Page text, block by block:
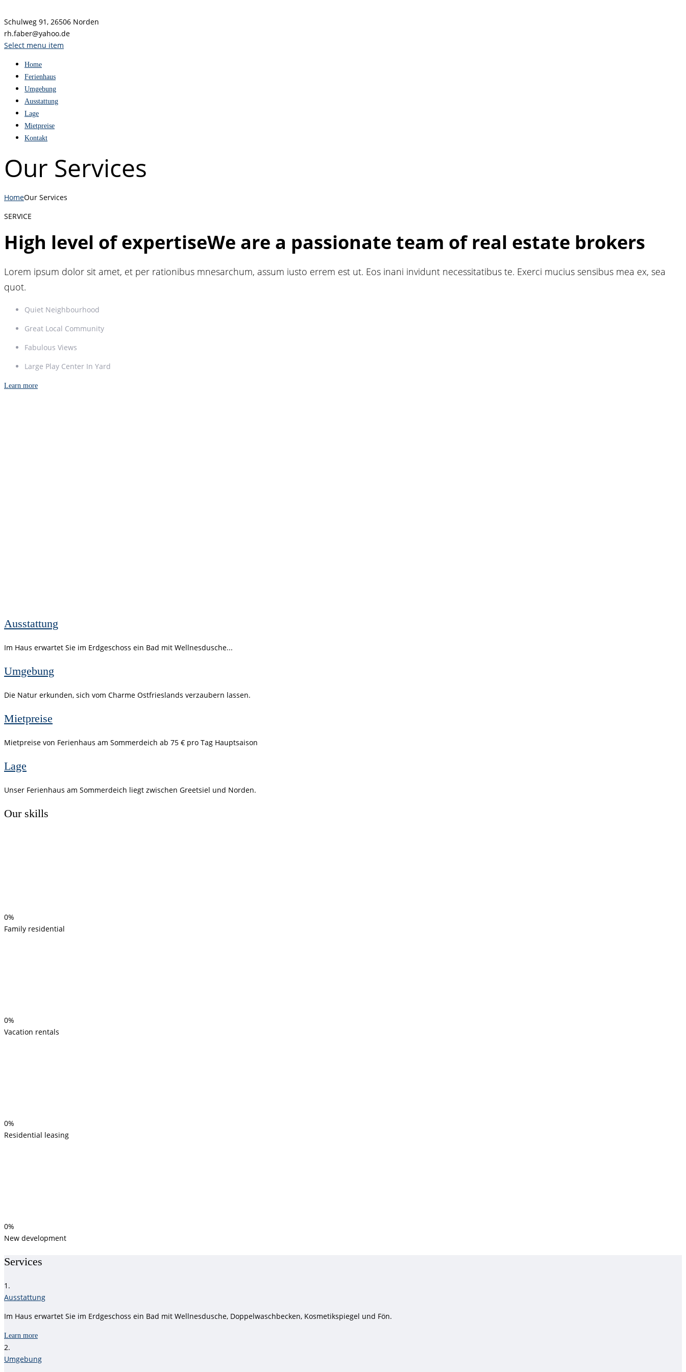
Schulweg 91, 26506 Norden
rh.faber@yahoo.de
Select menu item
Home
Ferienhaus
Umgebung
Ausstattung
Lage
Mietpreise
Kontakt
Our Services
HomeOur Services
SERVICE
High level of expertiseWe are a passionate team of real estate brokers
Lorem ipsum dolor sit amet, et per rationibus mnesarchum, assum iusto errem est ut. Eos inani invidunt necessitatibus te. Exerci mucius sensibus mea ex, sea
quot.
Quiet Neighbourhood
Great Local Community
Fabulous Views
Large Play Center In Yard
Learn more
Ausstattung
Im Haus erwartet Sie im Erdgeschoss ein Bad mit Wellnesdusche...
Umgebung
Die Natur erkunden, sich vom Charme Ostfrieslands verzaubern lassen.
Mietpreise
Mietpreise von Ferienhaus am Sommerdeich ab 75 € pro Tag Hauptsaison
Lage
Unser Ferienhaus am Sommerdeich liegt zwischen Greetsiel und Norden.
Our skills
0%
Family residential
0%
Vacation rentals
0%
Residential leasing
0%
New development
Services
1.
Ausstattung
Im Haus erwartet Sie im Erdgeschoss ein Bad mit Wellnesdusche, Doppelwaschbecken, Kosmetikspiegel und Fön.
Learn more
2.
Umgebung